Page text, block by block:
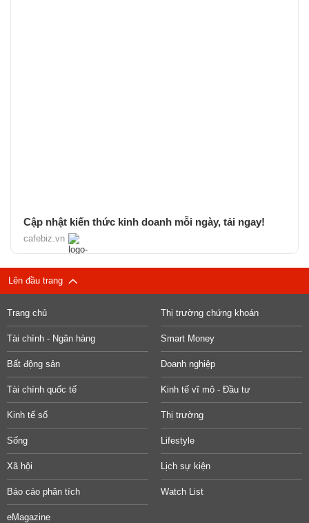
Cập nhật kiến thức kinh doanh mỗi ngày, tải ngay!
cafebiz.vn
Lên đầu trang
Trang chủ Thị trường chứng khoán
Tài chính - Ngân hàng Smart Money
Bất động sản Doanh nghiệp
Tài chính quốc tế Kinh tế vĩ mô - Đầu tư
Kinh tế số Thị trường
Sống Lifestyle
Xã hội Lịch sự kiện
Báo cáo phân tích Watch List
eMagazine